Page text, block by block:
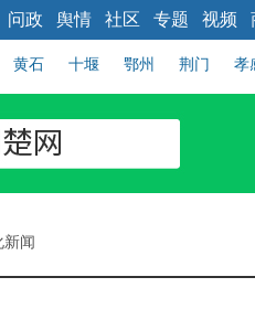
问政 舆情 社区 专题 视频
黄石 十堰 鄂州 荆门 孝
新闻